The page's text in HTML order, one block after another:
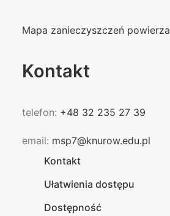
Mapa zanieczyszczeń powierza
Kontakt
telefon: +48 32 235 27 39
email: msp7@knurow.edu.pl
Kontakt
Ułatwienia dostępu
Dostępność